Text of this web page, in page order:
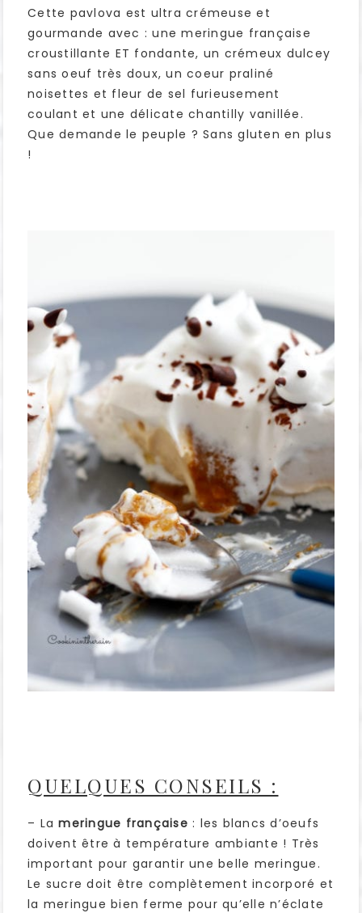
Cette pavlova est ultra crémeuse et
gourmande avec : une meringue française
croustillante ET fondante, un crémeux dulcey
sans oeuf très doux, un coeur praliné
noisettes et fleur de sel furieusement
coulant et une délicate chantilly vanillée.
Que demande le peuple ? Sans gluten en plus
!
QUELQUES CONSEILS :
– La meringue française : les blancs d’oeufs
doivent être à température ambiante ! Très
important pour garantir une belle meringue.
Le sucre doit être complètement incorporé et
la meringue bien ferme pour qu’elle n’éclate